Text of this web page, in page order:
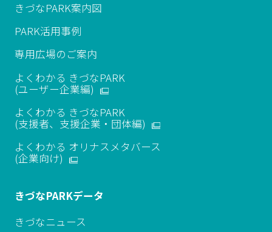
きづなPARK案内図
PARK活用事例
専用広場のご案内
よくわかる きづなPARK
(ユーザー企業編)
よくわかる きづなPARK
(支援者、支援企業・団体編)
よくわかる オリナスメタバース
​(企業向け)
きづなPARKデータ
きづなニュース